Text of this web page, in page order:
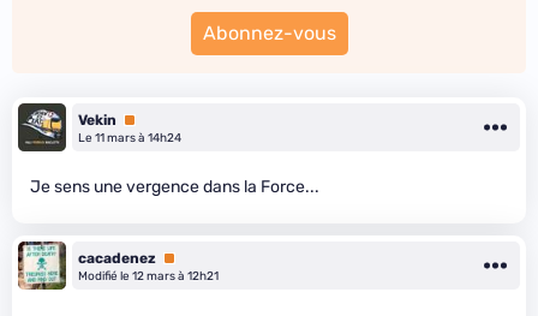
Abonnez-vous
Vekin
Premium
Le 11 mars à 14h24
Je sens une vergence dans la Force...
cacadenez
Premium
Modifié le 12 mars à 12h21